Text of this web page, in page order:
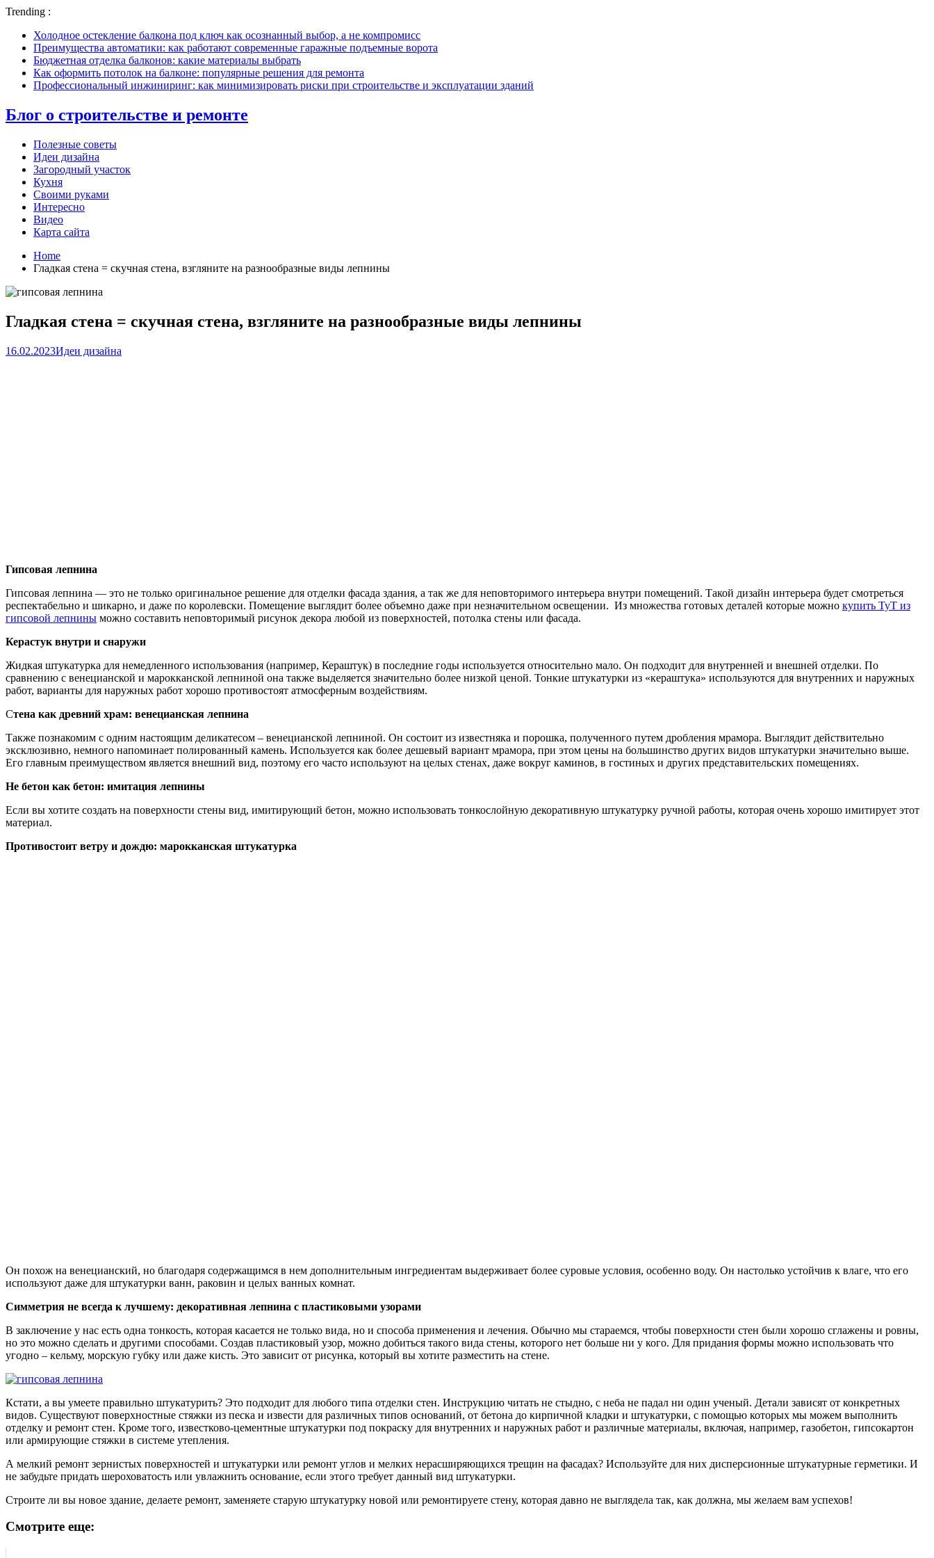
Trending :
Холодное остекление балкона под ключ как осознанный выбор, а не компромисс
Преимущества автоматики: как работают современные гаражные подъемные ворота
Бюджетная отделка балконов: какие материалы выбрать
Как оформить потолок на балконе: популярные решения для ремонта
Профессиональный инжиниринг: как минимизировать риски при строительстве и эксплуатации зданий
Блог о строительстве и ремонте
Полезные советы
Идеи дизайна
Загородный участок
Кухня
Своими руками
Интересно
Видео
Карта сайта
Home
Гладкая стена = скучная стена, взгляните на разнообразные виды лепнины
Гладкая стена = скучная стена, взгляните на разнообразные виды лепнины
16.02.2023Идеи дизайна
Гипсовая лепнина
Гипсовая лепнина — это не только оригинальное решение для отделки фасада здания, а так же для неповторимого интерьера внутри помещений. Такой дизайн интерьера будет смотреться
респектабельно и шикарно, и даже по королевски. Помещение выглядит более объемно даже при незначительном освещении. Из множества готовых деталей которые можно купить ТуТ из
гипсовой лепнины можно составить неповторимый рисунок декора любой из поверхностей, потолка стены или фасада.
Керастук внутри и снаружи
Жидкая штукатурка для немедленного использования (например, Кераштук) в последние годы используется относительно мало. Он подходит для внутренней и внешней отделки. По
сравнению с венецианской и марокканской лепниной она также выделяется значительно более низкой ценой. Тонкие штукатурки из «кераштука» используются для внутренних и наружных
работ, варианты для наружных работ хорошо противостоят атмосферным воздействиям.
Стена как древний храм: венецианская лепнина
Также познакомим с одним настоящим деликатесом – венецианской лепниной. Он состоит из известняка и порошка, полученного путем дробления мрамора. Выглядит действительно
эксклюзивно, немного напоминает полированный камень. Используется как более дешевый вариант мрамора, при этом цены на большинство других видов штукатурки значительно выше.
Его главным преимуществом является внешний вид, поэтому его часто используют на целых стенах, даже вокруг каминов, в гостиных и других представительских помещениях.
Не бетон как бетон: имитация лепнины
Если вы хотите создать на поверхности стены вид, имитирующий бетон, можно использовать тонкослойную декоративную штукатурку ручной работы, которая очень хорошо имитирует этот
материал.
Противостоит ветру и дождю: марокканская штукатурка
Он похож на венецианский, но благодаря содержащимся в нем дополнительным ингредиентам выдерживает более суровые условия, особенно воду. Он настолько устойчив к влаге, что его
используют даже для штукатурки ванн, раковин и целых ванных комнат.
Симметрия не всегда к лучшему: декоративная лепнина с пластиковыми узорами
В заключение у нас есть одна тонкость, которая касается не только вида, но и способа применения и лечения. Обычно мы стараемся, чтобы поверхности стен были хорошо сглажены и ровны,
но это можно сделать и другими способами. Создав пластиковый узор, можно добиться такого вида стены, которого нет больше ни у кого. Для придания формы можно использовать что
угодно – кельму, морскую губку или даже кисть. Это зависит от рисунка, который вы хотите разместить на стене.
Кстати, а вы умеете правильно штукатурить? Это подходит для любого типа отделки стен. Инструкцию читать не стыдно, с неба не падал ни один ученый. Детали зависят от конкретных
видов. Существуют поверхностные стяжки из песка и извести для различных типов оснований, от бетона до кирпичной кладки и штукатурки, с помощью которых мы можем выполнить
отделку и ремонт стен. Кроме того, известково-цементные штукатурки под покраску для внутренних и наружных работ и различные материалы, включая, например, газобетон, гипсокартон
или армирующие стяжки в системе утепления.
А мелкий ремонт зернистых поверхностей и штукатурки или ремонт углов и мелких нерасширяющихся трещин на фасадах? Используйте для них дисперсионные штукатурные герметики. И
не забудьте придать шероховатость или увлажнить основание, если этого требует данный вид штукатурки.
Строите ли вы новое здание, делаете ремонт, заменяете старую штукатурку новой или ремонтируете стену, которая давно не выглядела так, как должна, мы желаем вам успехов!
Смотрите еще: